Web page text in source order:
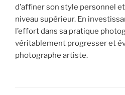
d’affiner son style personnel
niveau supérieur. En
l’effort dans sa pratique
véritablement progresser et
photographe artiste.